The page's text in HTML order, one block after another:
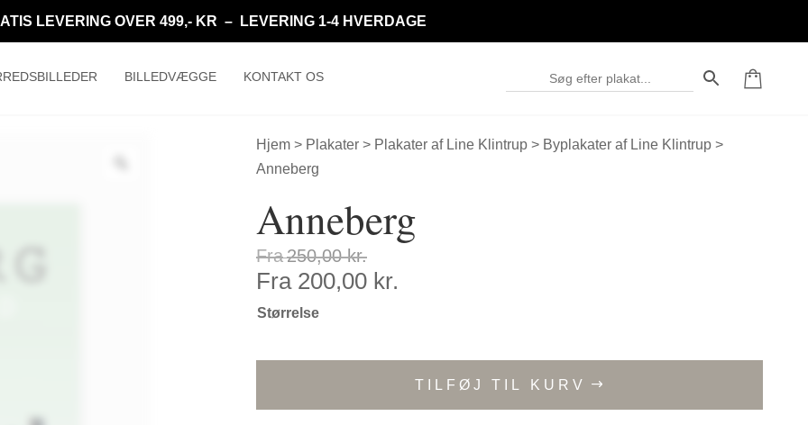
LEVERING OVER 499,- KR – LEVERING 1-4 HVERDAGE
BILLEDVÆGGE KONTAKT OS
Hjem > Plakater > Plakater af Line Klintrup > Byplakater af Line Klintrup >
Anneberg
Anneberg
Fra250,00kr.
Fra 200,00 kr.
Størrelse
TILFØJ TIL KURV